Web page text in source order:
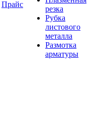
Прайс
резка
Рубка
листового
металла
Размотка
арматуры